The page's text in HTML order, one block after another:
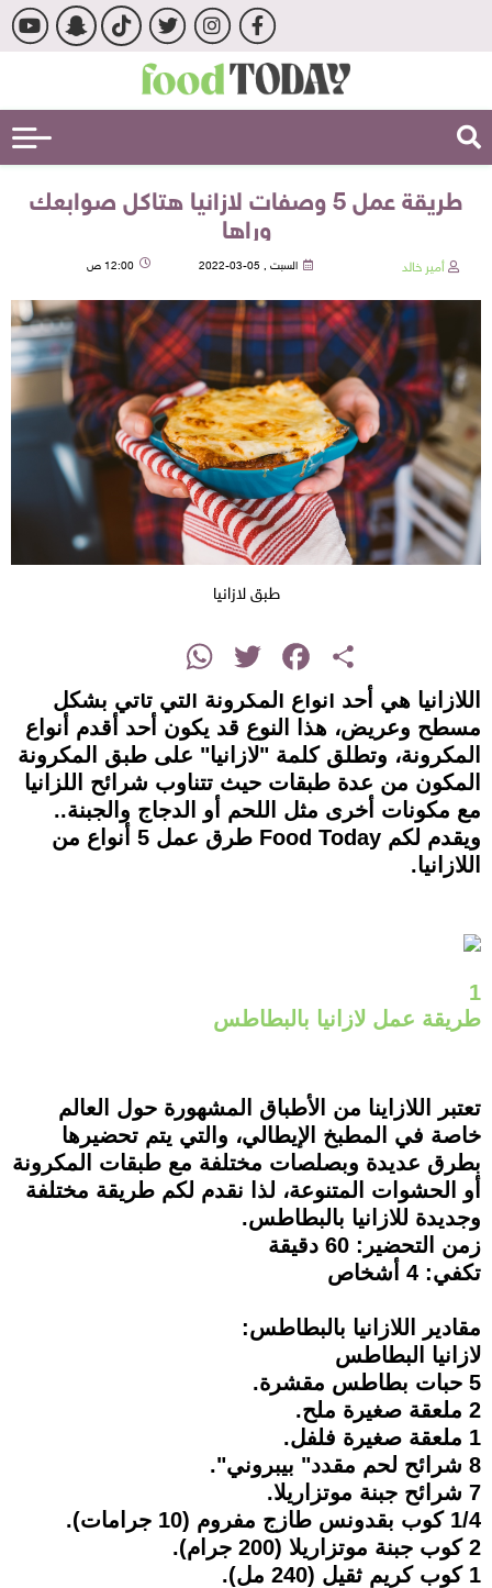
طريقة عمل 5 وصفات لازانيا هتاكل صوابعك
وراها
أمير خالد السبت , 05-03-2022 12:00 ص
طبق لازانيا
Share
Facebook
Twitter
WhatsApp
اللازانيا هي أحد أنواع المكرونة التي تأتي بشكل
مسطح وعريض، هذا النوع قد يكون أحد أقدم أنواع
المكرونة، وتطلق كلمة "لازانيا" على طبق المكرونة
المكون من عدة طبقات حيث تتناوب شرائح اللزانيا
مع مكونات أخرى مثل اللحم أو الدجاج والجبنة..
ويقدم لكم Food Today طرق عمل 5 أنواع من
اللازانيا.
1
طريقة عمل لازانيا بالبطاطس
تعتبر اللازاينا من الأطباق المشهورة حول العالم
خاصة في المطبخ الإيطالي، والتي يتم تحضيرها
بطرق عديدة وبصلصات مختلفة مع طبقات المكرونة
أو الحشوات المتنوعة، لذا نقدم لكم طريقة مختلفة
وجديدة للازانيا بالبطاطس.
زمن التحضير: 60 دقيقة
تكفي: 4 أشخاص
مقادير اللازانيا بالبطاطس:
لازانيا البطاطس
5 حبات بطاطس مقشرة.
2 ملعقة صغيرة ملح.
1 ملعقة صغيرة فلفل.
8 شرائح لحم مقدد" بيبروني".
7 شرائح جبنة موتزاريلا.
1/4 كوب بقدونس طازج مفروم (10 جرامات).
2 كوب جبنة موتزاريلا (200 جرام).
1 كوب كريم ثقيل (240 مل).